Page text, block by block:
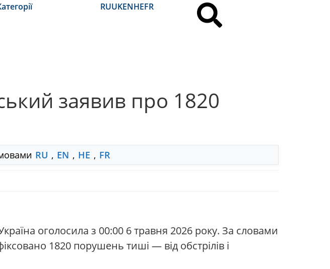
RUUKENHEFR
заявив про 1820
RU , EN , HE , FR
оголосила з 00:00 6 травня 2026 року. За словами
1820 порушень тиші — від обстрілів і